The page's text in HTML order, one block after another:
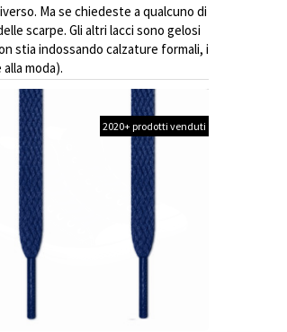
Ma se chiedeste a qualcuno di
scarpe. Gli altri lacci sono gelosi
stia indossando calzature formali, i
moda).
2020+ prodotti venduti